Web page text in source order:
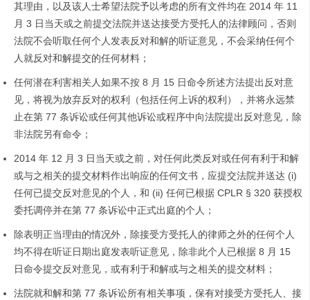
其理由，以及该人士希望法院予以考虑的所有文件均在 2014 年 11
月 3 日当天或之前提交法院并送达接受方受托人的法律顾问，否则
法院不会听取任何个人发表反对和解的听证意见，不会采纳任何个
人就反对和解提交的任何材料；
任何潜在利害相关人如果不按 8 月 15 日命令所述方法提出反对意
见，将视为放弃反对的权利（包括任何上诉的权利），并将永远禁
止在第 77 条诉讼或任何其他诉讼或程序中向法院提出反对意见，除
非法院另有命令；
2014 年 12 月 3 日当天或之前，对任何此类反对或任何有利于和解
或与之相关的提交材料作出响应的任何文书，应提交法院并送达 (i)
任何已提交反对意见的个人，和 (ii) 任何已根据 CPLR § 320 获授权
委托调停并在第 77 条诉讼中正式出庭的个人；
除表明正当理由的情况外，除接受方受托人的律师之外的任何个人
均不得在听证日期出庭发表听证意见，除非此个人已根据 8 月 15
日命令提交反对意见，或有利于和解或与之相关的提交材料；
法院就和解和第 77 条诉讼所有相关事项，保有对接受方受托人、接